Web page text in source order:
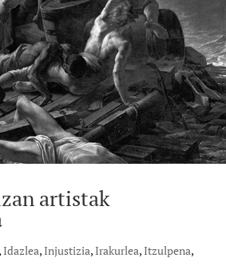
artistak
,Idazlea,Injustizia,Irakurlea,Itzulpena,